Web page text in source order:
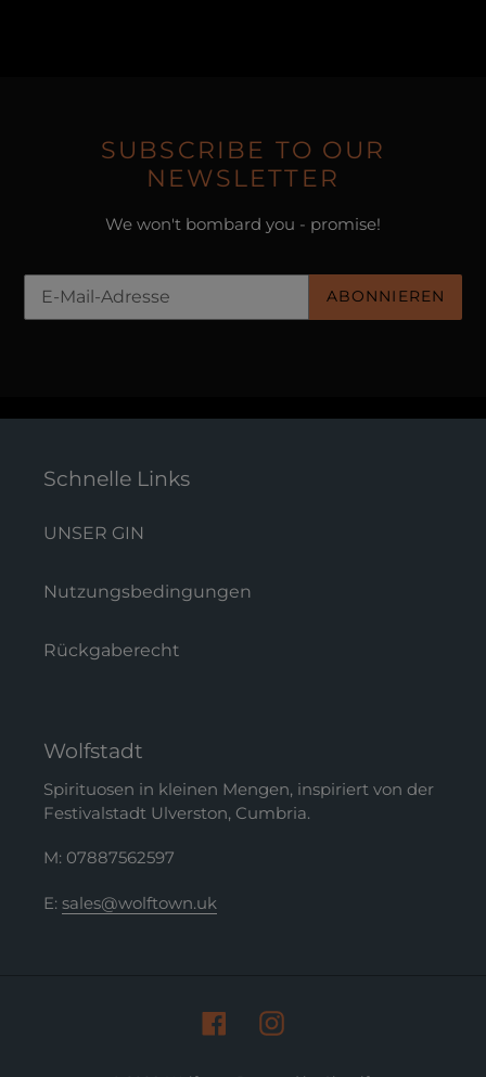
SUBSCRIBE TO OUR
NEWSLETTER
We won't bombard you - promise!
ABONNIEREN
Schnelle Links
UNSER GIN
Nutzungsbedingungen
Rückgaberecht
Wolfstadt
Spirituosen in kleinen Mengen, inspiriert von der
Festivalstadt Ulverston, Cumbria.
M: 07887562597
E: sales@wolftown.uk
FacebookInstagram